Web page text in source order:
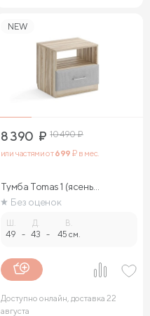
NEW
8 390 ₽ 10 490₽
или частями от699 ₽ в мес.
Тумба Tomas 1 (ясень
ориноко)
Без оценок
49 -
Д.
43 -
В.
45 см.
Доступно онлайн, доставка 22
августа